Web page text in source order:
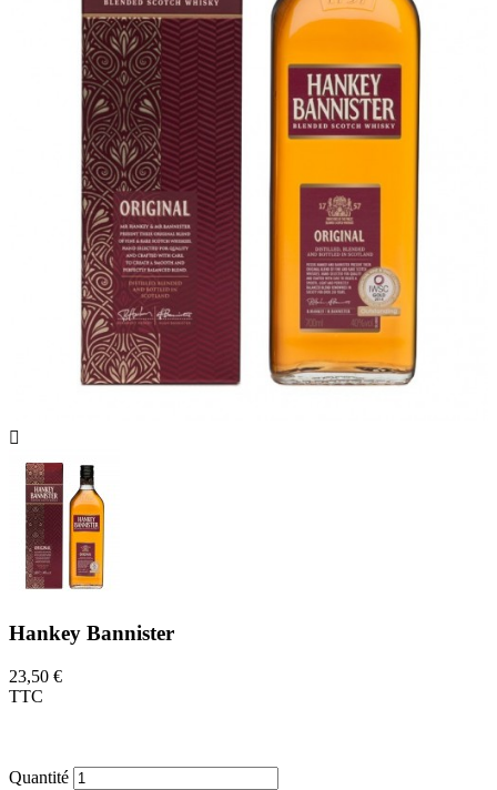

Hankey Bannister
23,50 €
TTC
Quantité